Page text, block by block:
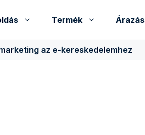
Termék Árazás
az e-kereskedelemhez